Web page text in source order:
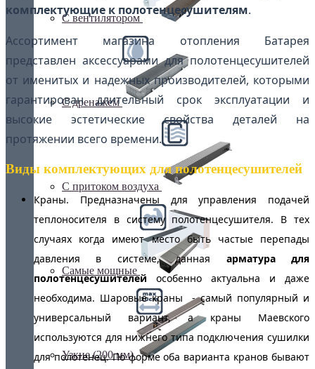
С вентилятором
С дренажем
С притоком воздуха
Самые мощные
Узкие (200 мм)
комплектующие к полотенцесушителям.
Ассортимент магазина отопления Батарея
представлен аксессуарами для полотенцесушителей
от именитых и надежных производителей, которыми
гарантирован длительный срок эксплуатации и
высокие эстетические свойства деталей на
протяжении всего времени.
Виды комплектующих для полотенцесушителей
Краны. Предназначены для управления подачей
теплоносителя в систему полотенцесушителя. В тех
случаях когда имеют место быть частые перепады
давления в системе, данная арматура для
полотенцесушителей особенно актуальна и даже
необходима. Шаровые краны - самый популярный и
универсальный вариант, а краны Маевского
используются для нижнего типа подключения сушилки
для полотенец. По форме оба варианта кранов бывают